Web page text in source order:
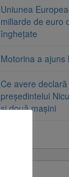
Uniunea
miliarde de euro
înghețate
Motorina a
Ce avere
președintelui
și două mașini